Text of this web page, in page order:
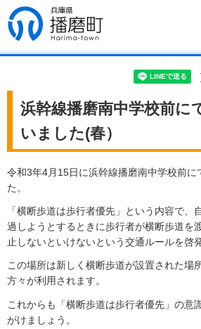
兵庫県 播磨
町
浜幹線播磨南中学校前に
いました(春）
令和3年4月15日に浜幹線播磨南中学校前に
た。
「横断歩道は歩行者優先」という内容で、
過しようとするときに歩行者が横断歩道を
止しないといけないという交通ルールを啓
この場所は新しく横断歩道が設置された場
方々が利用されます。
これからも「横断歩道は歩行者優先」の意
がけましょう。